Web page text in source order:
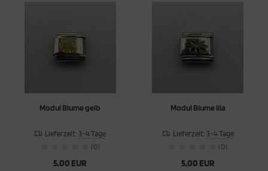
Modul Blume gelb
Lieferzeit: 3-4 Tage
(0)
5,00 EUR
Modul Blume lila
Lieferzeit: 3-4 Tage
(0)
5,00 EUR